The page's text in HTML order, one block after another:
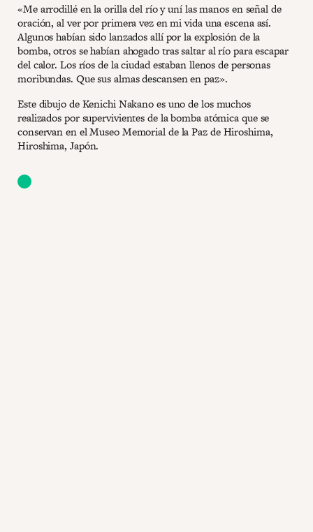
«Me arrodillé en la orilla del río y uní las manos en señal de
oración, al ver por primera vez en mi vida una escena así.
Algunos habían sido lanzados allí por la explosión de la
bomba, otros se habían ahogado tras saltar al río para escapar
del calor. Los ríos de la ciudad estaban llenos de personas
moribundas. Que sus almas descansen en paz».
Este dibujo de Kenichi Nakano es uno de los muchos
realizados por supervivientes de la bomba atómica que se
conservan en el Museo Memorial de la Paz de Hiroshima,
Hiroshima, Japón.